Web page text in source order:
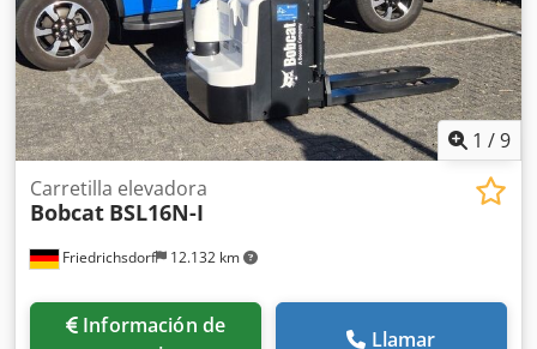
1 /9
Friedrichsdorf 12.132 km
Carretilla elevadora
Bobcat BSL16N-I
Información de
Llamar